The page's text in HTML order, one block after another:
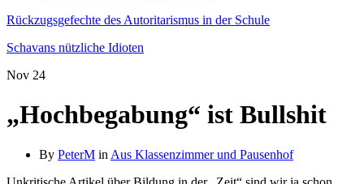
Rückzugsgefechte des Autoritarismus in der Schule
Schavans nützliche Idioten
Nov 24
„Hochbegabung“ ist Bullshit
By PeterM in Aus Klassenzimmer und Pausenhof